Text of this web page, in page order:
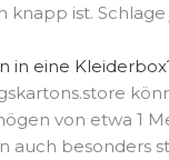
ist.
in eine
von etwa 1
auch besonders